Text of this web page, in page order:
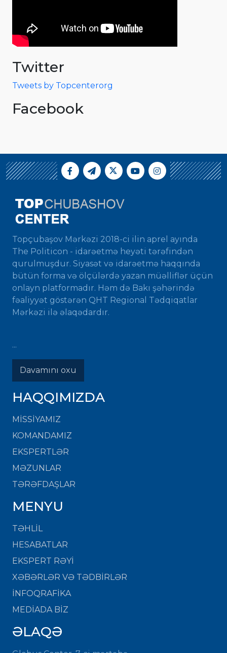
Twitter
Tweets by Topcenterorg
Facebook
Topçubaşov Mərkəzi 2018-ci ilin aprel ayında
The Politicon - idarəetmə heyəti tərəfindən
qurulmuşdur. Siyasət və idarəetmə haqqında
bütün forma və ölçülərdə yazan müəlliflər üçün
onlayn platformadır. Həm də Bakı şəhərində
fəaliyyət göstərən QHT Regional Tədqiqatlar
Mərkəzi ilə əlaqədardır.
...
Davamını oxu
HAQQIMIZDA
MISSIYAMIZ
KOMANDAMIZ
EKSPERTLƏR
MƏZUNLAR
TƏRƏFDAŞLAR
MENYU
TƏHLİL
HESABATLAR
EKSPERT RƏYİ
XƏBƏRLƏR VƏ TƏDBİRLƏR
İNFOQRAFİKA
MEDİADA BİZ
ƏLAQƏ